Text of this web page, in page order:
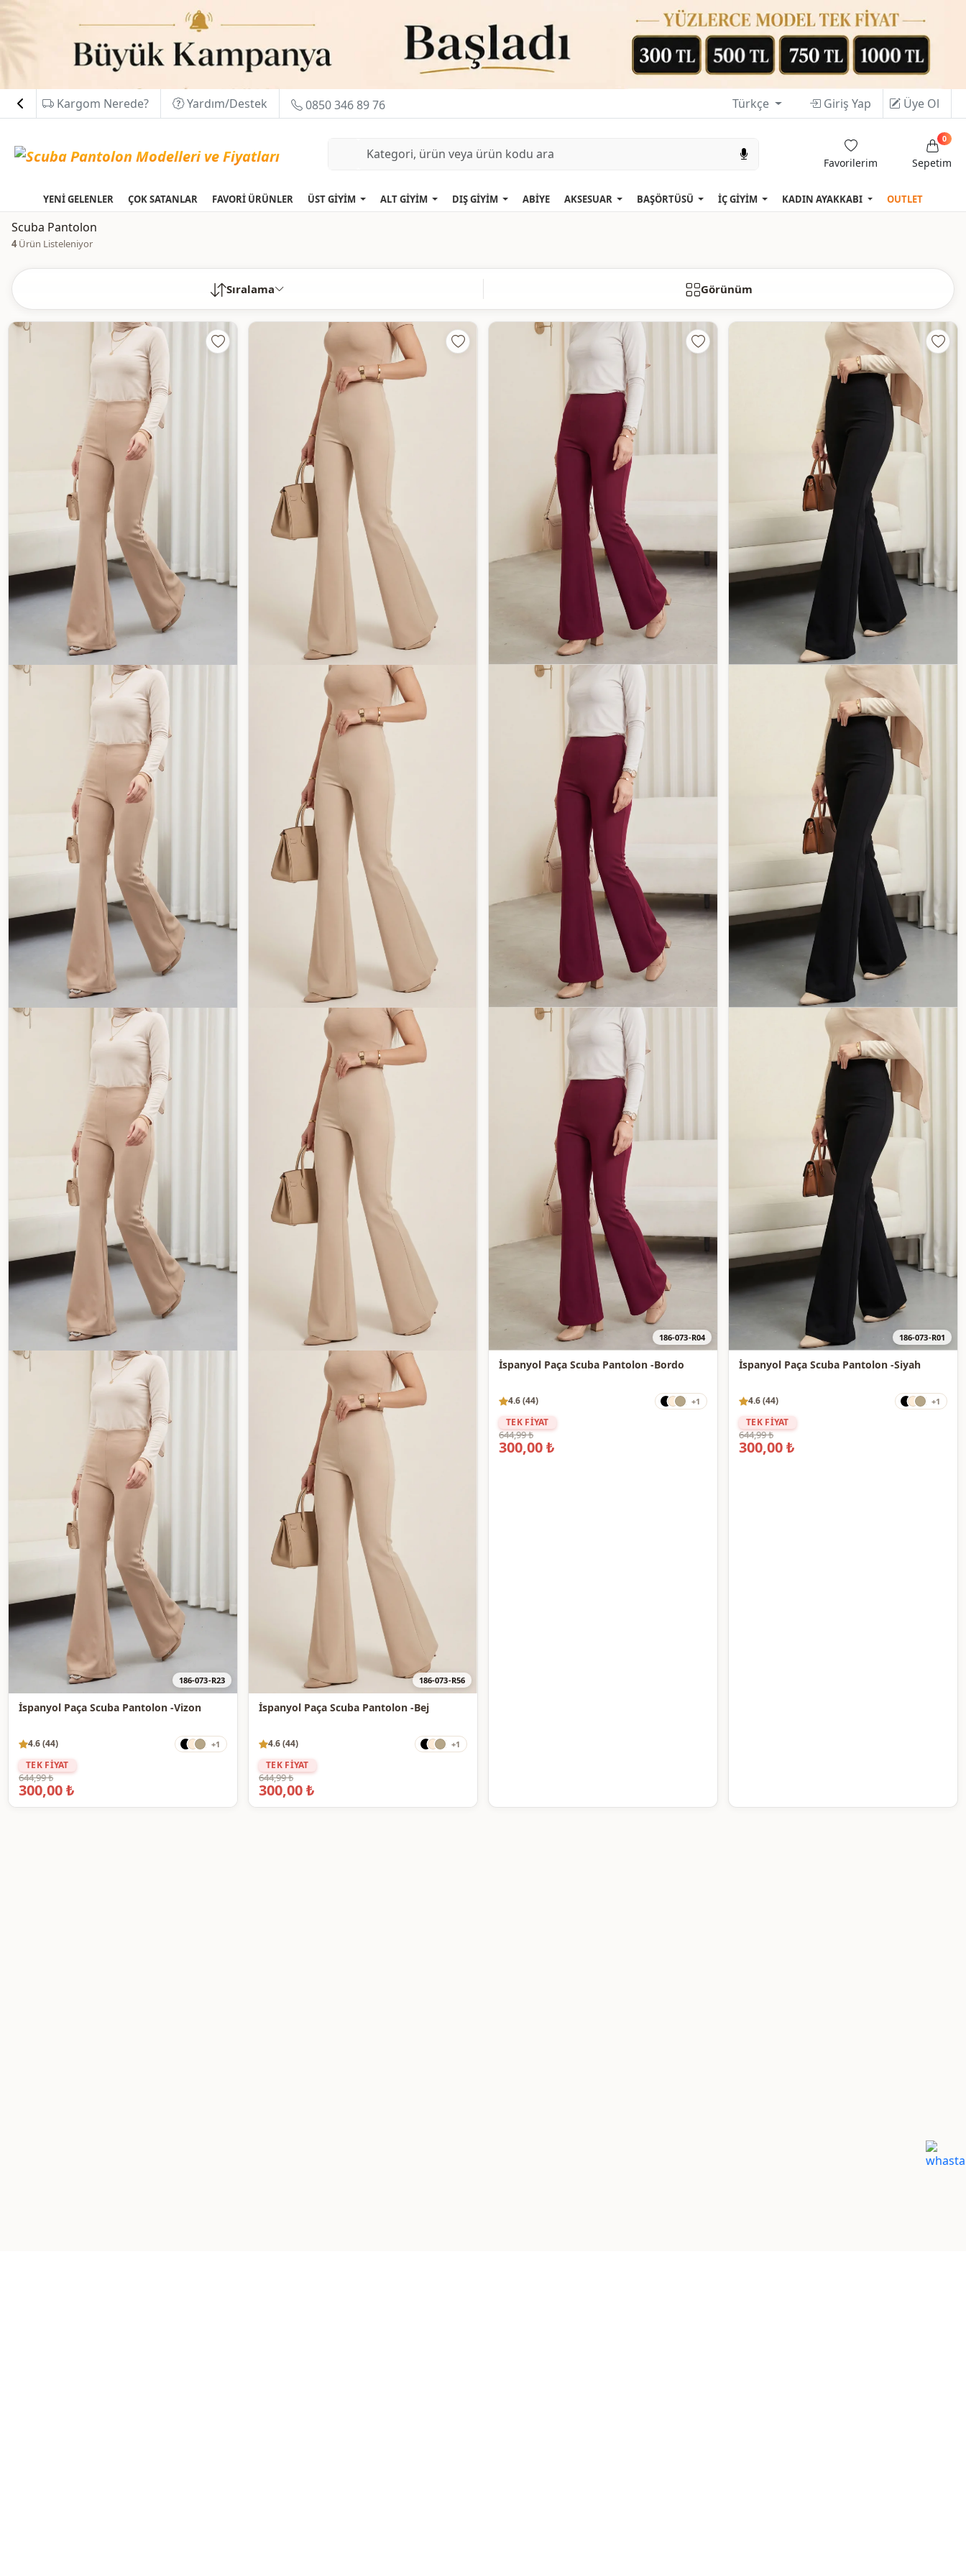
Kargom Nerede? Yardım/Destek 0850 346 89 76 Türkçe Giriş Yap Üye Ol
Favorilerim Sepetim
0
YENİ GELENLER ÇOK SATANLAR FAVORİ ÜRÜNLER ÜST GİYİM ALT GİYİM DIŞ GİYİM ABİYE AKSESUAR BAŞÖRTÜSÜ İÇ GİYİM KADIN AYAKKABI OUTLET
Scuba Pantolon
4Ürün Listeleniyor
Sıralama Görünüm
186-073-R23
İspanyol Paça Scuba Pantolon -Vizon
4.6 (44) +1
TEK FİYAT
644,99 ₺
300,00 ₺
186-073-R56
İspanyol Paça Scuba Pantolon -Bej
4.6 (44) +1
TEK FİYAT
644,99 ₺
300,00 ₺
186-073-R04
İspanyol Paça Scuba Pantolon -Bordo
4.6 (44) +1
TEK FİYAT
644,99 ₺
300,00 ₺
186-073-R01
İspanyol Paça Scuba Pantolon -Siyah
4.6 (44) +1
TEK FİYAT
644,99 ₺
300,00 ₺